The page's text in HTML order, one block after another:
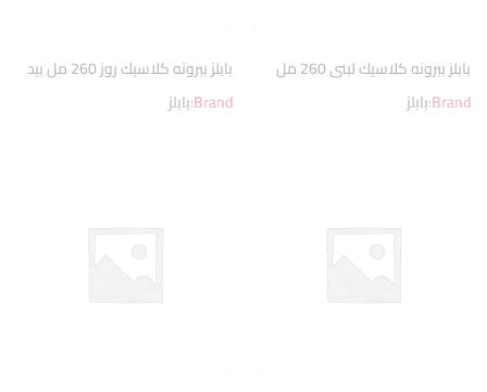
بابلز ببرونه كلاسيك لبنى 260 مل
Brand:بابلز
بابلز ببرونه كلاسيك روز 260 مل بيد
Brand:بابلز